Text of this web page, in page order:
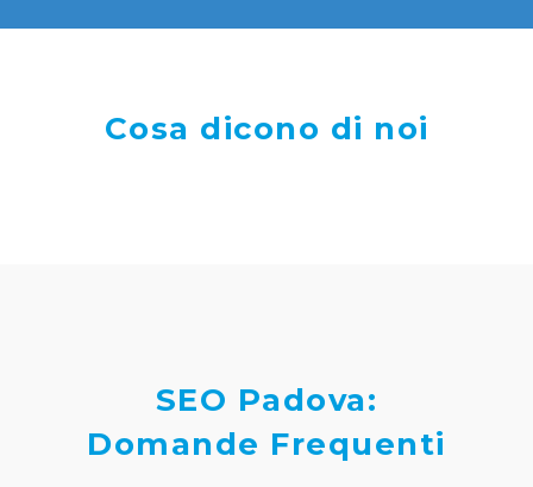
Cosa dicono di noi
SEO Padova:
Domande Frequenti